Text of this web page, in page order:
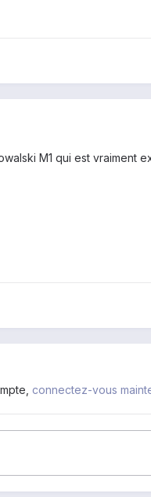
M1 qui est
connectez-vous